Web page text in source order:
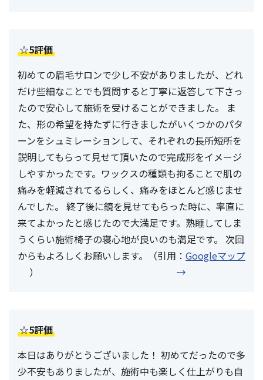
☆5評価
初めての眉毛サロンで少し不安がありましたが、どれ
だけ些細なことでも質問すると丁寧に返答して下さっ
たので安心して施術を受けることができました。 ま
た、形の希望を持たずに行きましたがいくつかのパタ
ーンをシュミレーションして、それぞれの長所短所を
説明してもらって見せて頂いたので完成形をイメージ
しやすかったです。ワックスの種類も拘ることで肌の
痛みを軽減されてるらしく、痛みをほとんど感じませ
んでした。 終了後に鏡を見せてもらった時に、率直に
来てよかったと感じたので大満足です。熟睡してしま
うくらい施術椅子の寝心地が良いのも満足です。 次回
からもよろしくお願いします。（引用： Googleマップ
）
☆5評価
本日はありがとうございました！ 初めてだったので多
少不安もありましたが、施術中も楽しく仕上がりも自